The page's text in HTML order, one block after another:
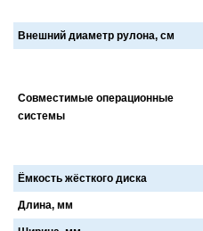
Внешний диаметр рулона, см
Совместимые операционные
системы
Ёмкость жёсткого диска
Длина, мм